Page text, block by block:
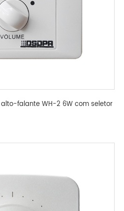
falante WH-2 6W com seletor